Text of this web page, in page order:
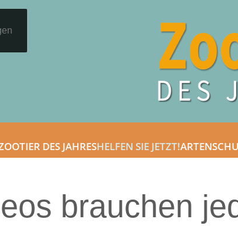
DES JAHRESHELFEN SIE JETZT!
brauchen